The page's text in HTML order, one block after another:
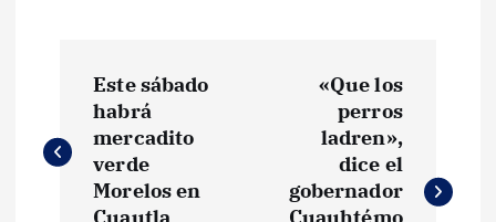
v
Este sábado
habrá
mercadito
verde
Morelos en
«Que los
perros
ladren»,
dice el
gobernador